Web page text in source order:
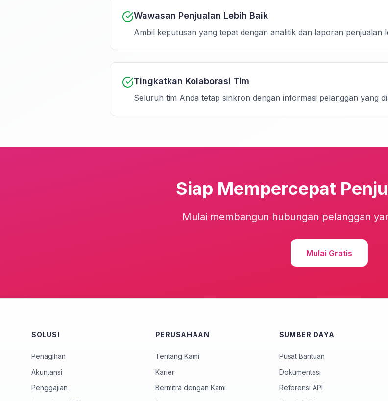
Wawasan Penjualan Lebih Baik
Ambil keputusan yang tepat dengan analitik dan laporan penjualan
Tingkatkan Kolaborasi Tim
Seluruh tim Anda tetap sinkron dengan informasi pelanggan yang
Siap Mempercepat
Mulai membangun hubungan pelanggan
Mulai Gratis
SOLUSI
Penagihan
Akuntansi
Penggajian
PERUSAHAAN
Tentang Kami
Karier
Bermitra dengan Kami
SUMBER DAYA
Pusat Bantuan
Dokumentasi
Referensi API